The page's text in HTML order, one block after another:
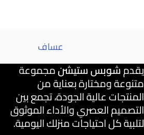
عساف
يقدمشوبس ستيشنمجموعة
متنوعة ومختارة بعناية من
المنتجات عالية الجودة، تجمع بين
التصميم العصري والأداء الموثوق
لتلبية كل احتياجات منزلك اليومية.